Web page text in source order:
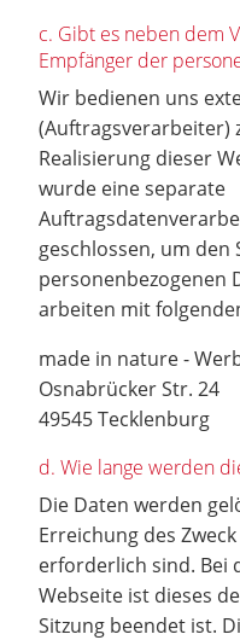
c. Gibt es neben dem
Empfänger der
Wir bedienen uns
(Auftragsverarbeiter)
Realisierung dieser
wurde eine separate
geschlossen, um den
personenbezogenen
arbeiten mit
made in nature -
Osnabrücker Str. 24
49545 Tecklenburg
d. Wie lange werden
Die Daten werden
Erreichung des
erforderlich sind. Bei
Webseite ist dieses
Sitzung beendet ist.